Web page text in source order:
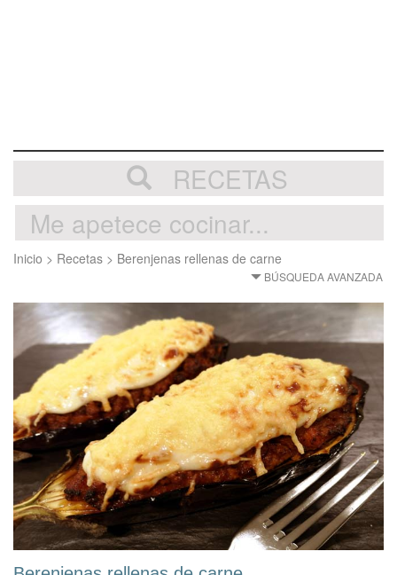
RECETAS
Inicio > Recetas > Berenjenas rellenas de carne
BÚSQUEDA AVANZADA